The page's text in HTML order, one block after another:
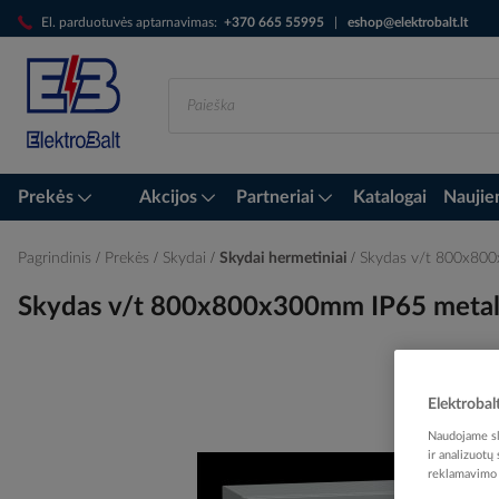
El. parduotuvės aptarnavimas: +370 665 55995 eshop@elektrobalt.lt
Skip
to
Content
Prekės Akcijos Partneriai Katalogai
Pagrindinis Prekės Skydai Skydai hermetiniai Skydas v/t
Skydas v/t 800x800x300mm IP65
Naudojame
ir analizuotų
reklamavimo